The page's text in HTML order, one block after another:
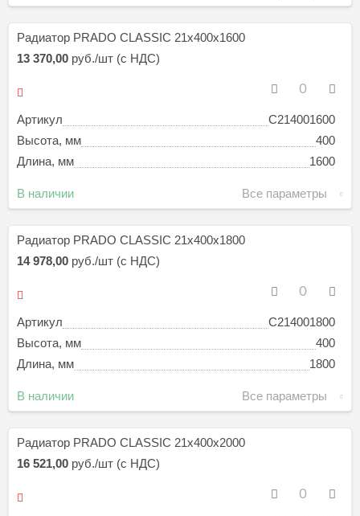
Радиатор PRADO CLASSIC 21х400х1600
Артикул
C214001600
Высота, мм
400
Длина, мм
1600
13 370,00 руб./шт (с НДС)
В наличии Все параметры
Радиатор PRADO CLASSIC 21х400х1800
Артикул
C214001800
Высота, мм
400
Длина, мм
1800
14 978,00 руб./шт (с НДС)
В наличии Все параметры
Радиатор PRADO CLASSIC 21х400х2000
16 521,00 руб./шт (с НДС)